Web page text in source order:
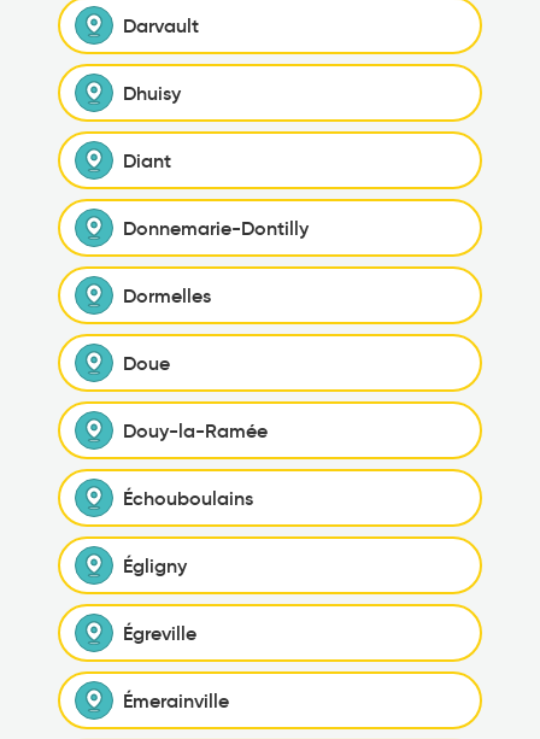
Darvault
Dhuisy
Diant
Donnemarie-Dontilly
Dormelles
Doue
Douy-la-Ramée
Échouboulains
Égligny
Égreville
Émerainville